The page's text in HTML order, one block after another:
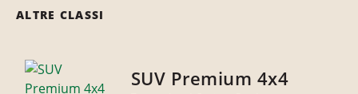
ALTRE CLASSI
SUV Premium 4x4